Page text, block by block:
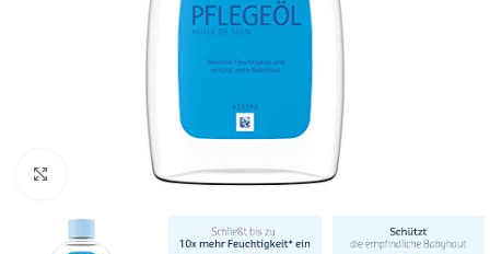
Click to enlarge